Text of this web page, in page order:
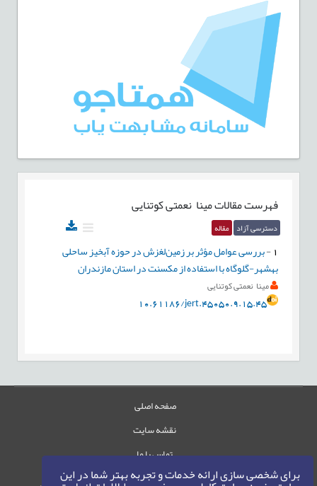
برای شخصی سازی ارائه خدمات و تجربه بهتر شما در این
فهرست مقالاتمینا نعمتی کوتنایی
دسترسی آزاد مقاله
-بررسی عوامل مؤثر بر زمین‌لغزش در حوزه آبخیز ساحلی
بهشهر-گلوگاه با استفاده از مکسنت در استان مازندران
مینا نعمتی کوتنایی
10.61186/jert.45050.9.15.45
صفحه اصلی
نقشه سایت
تماس با ما